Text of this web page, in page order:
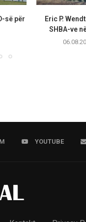
së për
Eric P.
SHBA-ve
YOUTUBE